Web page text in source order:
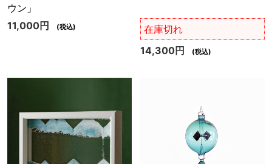
ウン」
11,000円
(税込)
在庫切れ
14,300円
(税込)